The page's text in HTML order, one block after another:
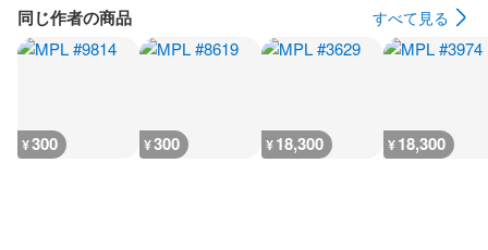
同じ作者の商品 すべて見る
¥300 ¥300 ¥18,300 ¥18,300